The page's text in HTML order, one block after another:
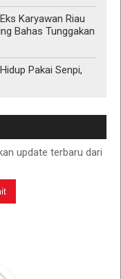
Karyawan Riau
Bahas Tunggakan
Pakai Senpi,
update terbaru dari